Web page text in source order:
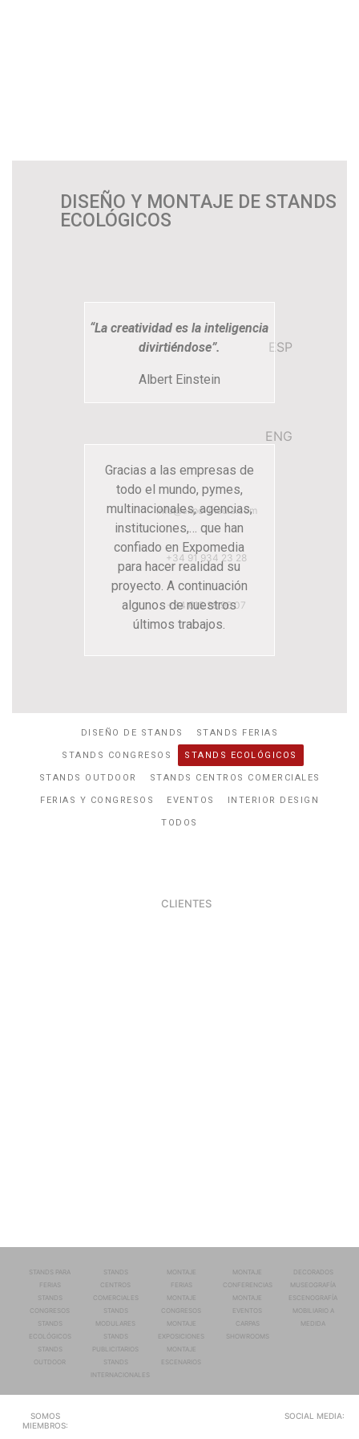
ESP
ENG
info@expo-media.com
+34 91 934 23 28
+34 615 28 96 07
DISEÑO Y MONTAJE DE STANDS
ECOLÓGICOS
“La creatividad es la inteligencia
divirtiéndose”.
Albert Einstein
Gracias a las empresas de
todo el mundo, pymes,
multinacionales, agencias,
instituciones,… que han
confiado en Expomedia
para hacer realidad su
proyecto. A continuación
algunos de nuestros
últimos trabajos.
DISEÑO DE STANDS STANDS FERIAS
STANDS CONGRESOS STANDS ECOLÓGICOS
STANDS OUTDOOR STANDS CENTROS COMERCIALES
FERIAS Y CONGRESOS EVENTOS INTERIOR DESIGN
TODOS
CLIENTES
STANDS PARA
FERIAS
STANDS
CONGRESOS
STANDS
ECOLÓGICOS
STANDS
OUTDOOR
STANDS
CENTROS
COMERCIALES
STANDS
MODULARES
STANDS
PUBLICITARIOS
STANDS
INTERNACIONALES
MONTAJE
FERIAS
MONTAJE
CONGRESOS
MONTAJE
EXPOSICIONES
MONTAJE
ESCENARIOS
MONTAJE
CONFERENCIAS
MONTAJE
EVENTOS
CARPAS
SHOWROOMS
DECORADOS
MUSEOGRAFÍA
ESCENOGRAFÍA
MOBILIARIO A
MEDIDA
SOMOS
MIEMBROS:
SOCIAL MEDIA: